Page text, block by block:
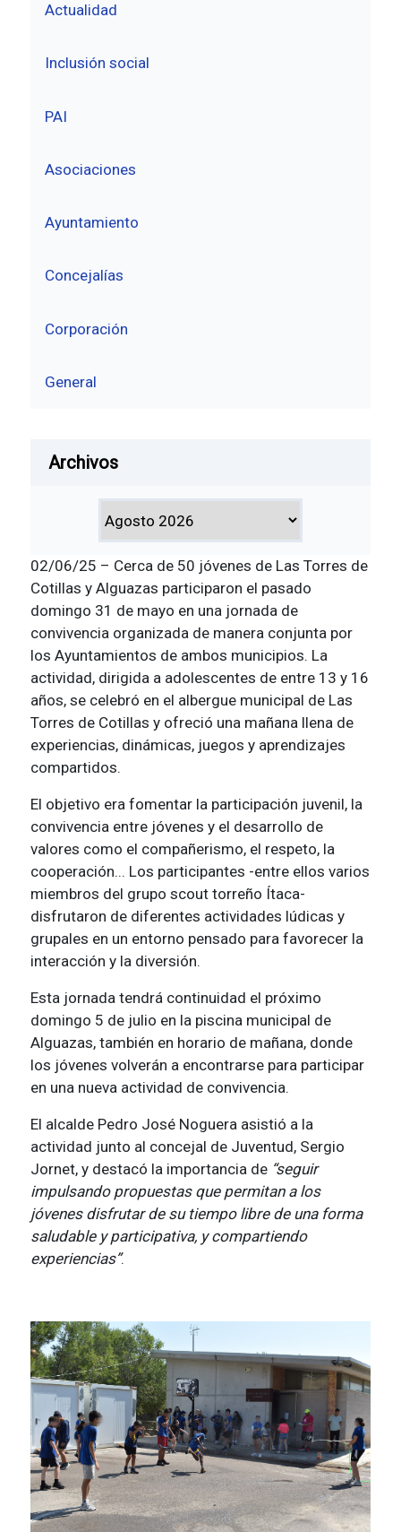
Actualidad
Inclusión social
PAI
Asociaciones
Ayuntamiento
Concejalías
Corporación
General
Archivos
02/06/25 – Cerca de 50 jóvenes de Las Torres de
Cotillas y Alguazas participaron el pasado
domingo 31 de mayo en una jornada de
convivencia organizada de manera conjunta por
los Ayuntamientos de ambos municipios. La
actividad, dirigida a adolescentes de entre 13 y 16
años, se celebró en el albergue municipal de Las
Torres de Cotillas y ofreció una mañana llena de
experiencias, dinámicas, juegos y aprendizajes
compartidos.
El objetivo era fomentar la participación juvenil, la
convivencia entre jóvenes y el desarrollo de
valores como el compañerismo, el respeto, la
cooperación... Los participantes -entre ellos varios
miembros del grupo scout torreño Ítaca-
disfrutaron de diferentes actividades lúdicas y
grupales en un entorno pensado para favorecer la
interacción y la diversión.
Esta jornada tendrá continuidad el próximo
domingo 5 de julio en la piscina municipal de
Alguazas, también en horario de mañana, donde
los jóvenes volverán a encontrarse para participar
en una nueva actividad de convivencia.
El alcalde Pedro José Noguera asistió a la
actividad junto al concejal de Juventud, Sergio
Jornet, y destacó la importancia de “seguir
impulsando propuestas que permitan a los
jóvenes disfrutar de su tiempo libre de una forma
saludable y participativa, y compartiendo
experiencias”.